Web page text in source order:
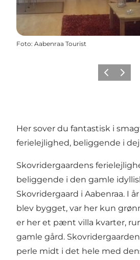
Foto: Aabenraa Tourist
ForrigeNæste
Her sover du fantastisk i
ferielejlighed, beliggende i
Skovridergaardens
beliggende i den gamle
Skovridergaard i Aabenraa. I
blev bygget, var her kun
er her et pænt villa kvarter,
gamle gård.
perle midt i det hele med